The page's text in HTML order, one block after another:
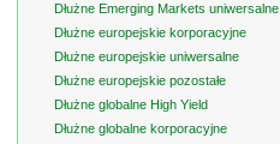
Dłużne Emerging Markets uniwersalne
Dłużne europejskie korporacyjne
Dłużne europejskie uniwersalne
Dłużne europejskie pozostałe
Dłużne globalne High Yield
Dłużne globalne korporacyjne